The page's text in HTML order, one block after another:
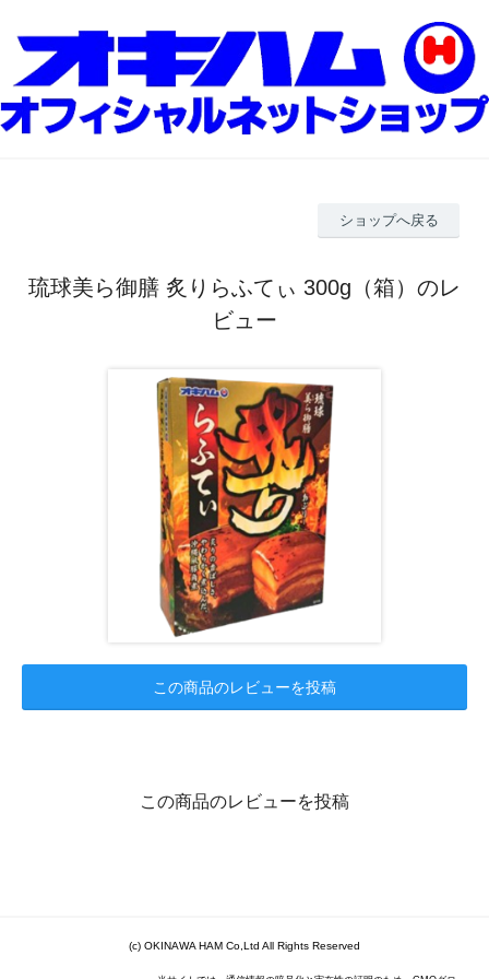
ショップへ戻る
琉球美ら御膳 炙りらふてぃ 300g（箱）のレ
ビュー
この商品のレビューを投稿
この商品のレビューを投稿
(c) OKINAWA HAM Co,Ltd All Rights Reserved